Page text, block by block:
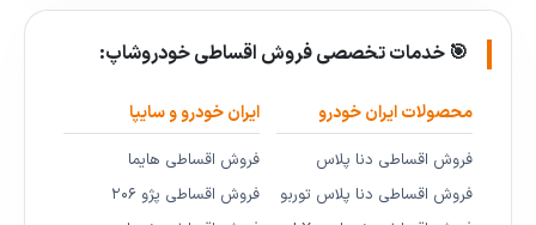
🎯 خدمات تخصصی فروش اقساطی خودروشاپ:
محصولات ایران خودرو
فروش اقساطی دنا پلاس
فروش اقساطی دنا پلاس توربو
ایران خودرو و سایپا
فروش اقساطی هایما
فروش اقساطی پژو ۲۰۶